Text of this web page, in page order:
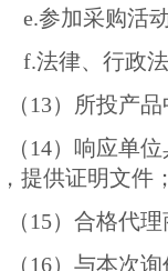
e.参加采购活
f.法律、行政
（13）所投产
（14）响应单
，提供证明文件
（ 15）合格代
（16）与本次